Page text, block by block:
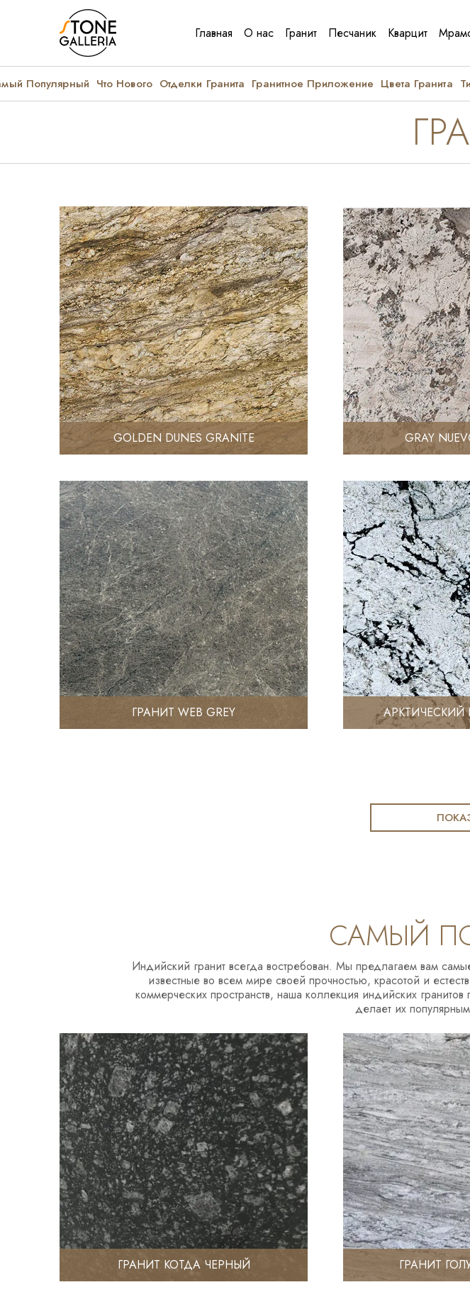
Главная О нас Гранит Песчаник Кварцит
Популярный Что Нового Отделки Гранита Гранитное Приложение Цвета Гранита
GOLDEN DUNES GRANITE GRAY
ГРАНИТ WEB GREY АРКТИЧЕСКИЙ
САМЫЙ
Индийский гранит всегда востребован. Мы предлагаем вам
известные во всем мире своей прочностью, красотой и
коммерческих пространств, наша коллекция индийских
делает их
ГРАНИТ КОТДА ЧЕРНЫЙ ГРАНИТ